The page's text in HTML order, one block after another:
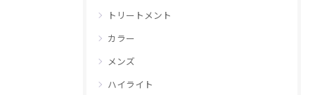
トリートメント
カラー
メンズ
ハイライト